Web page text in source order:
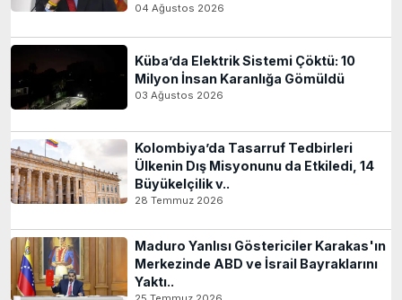
04 Ağustos 2026
Küba’da Elektrik Sistemi Çöktü: 10
Milyon İnsan Karanlığa Gömüldü
03 Ağustos 2026
Kolombiya’da Tasarruf Tedbirleri
Ülkenin Dış Misyonunu da Etkiledi, 14
Büyükelçilik v..
28 Temmuz 2026
Maduro Yanlısı Göstericiler Karakas'ın
Merkezinde ABD ve İsrail Bayraklarını
Yaktı..